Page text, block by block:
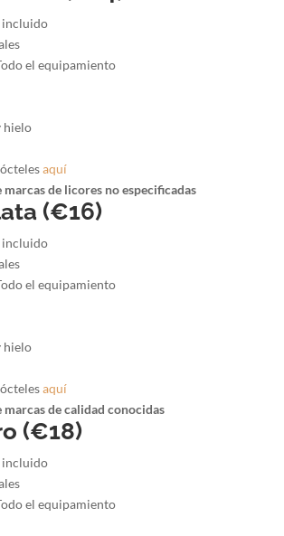
incluido
el equipamiento
hielo
aquí
de licores no especificadas
(€16)
incluido
el equipamiento
hielo
aquí
marcas de calidad conocidas
(€18)
incluido
el equipamiento